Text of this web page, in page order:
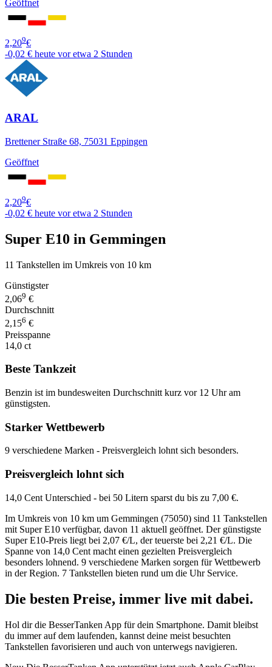
Geöffnet
2,209€
-0,02 € heute vor etwa 2 Stunden
ARAL
Brettener Straße 68, 75031 Eppingen
Geöffnet
2,209€
-0,02 € heute vor etwa 2 Stunden
Super E10 in Gemmingen
11 Tankstellen im Umkreis von 10 km
Günstigster
2,069 €
Durchschnitt
2,156 €
Preisspanne
14,0 ct
Beste Tankzeit
Benzin ist im bundesweiten Durchschnitt kurz vor 12 Uhr am
günstigsten.
Starker Wettbewerb
9 verschiedene Marken - Preisvergleich lohnt sich besonders.
Preisvergleich lohnt sich
14,0 Cent Unterschied - bei 50 Litern sparst du bis zu 7,00 €.
Im Umkreis von 10 km um Gemmingen (75050) sind 11 Tankstellen
mit Super E10 verfügbar, davon 11 aktuell geöffnet. Der günstigste
Super E10-Preis liegt bei 2,07 €/L, der teuerste bei 2,21 €/L. Die
Spanne von 14,0 Cent macht einen gezielten Preisvergleich
besonders lohnend. 9 verschiedene Marken sorgen für Wettbewerb
in der Region. 7 Tankstellen bieten rund um die Uhr Service.
Die besten Preise, immer live mit dabei.
Hol dir die BesserTanken App für dein Smartphone. Damit bleibst
du immer auf dem laufenden, kannst deine meist besuchten
Tankstellen favorisieren und auch von unterwegs navigieren.